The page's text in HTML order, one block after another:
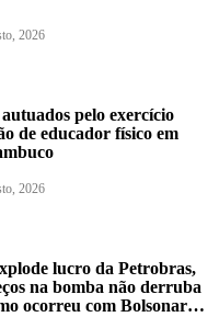
2026
autuados pelo exercício
de educador físico em
2026
lucro da Petrobras,
na bomba não derruba
ocorreu com Bolsonaro